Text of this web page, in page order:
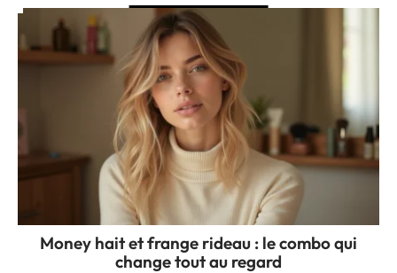
Money hait et frange rideau : le combo qui
change tout au regard